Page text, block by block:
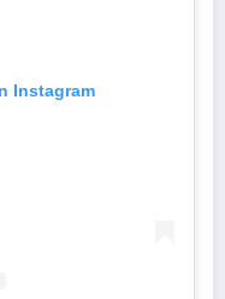
Instagram